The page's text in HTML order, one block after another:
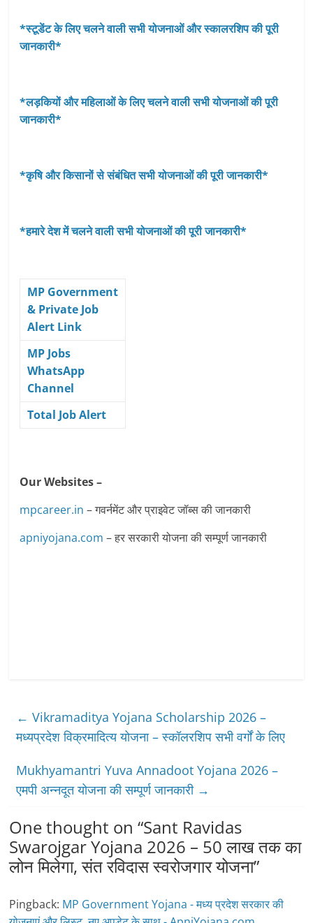
*स्टूडेंट के लिए चलने वाली सभी योजनाओं और स्कालरशिप की पूरी
जानकारी*
*लड़कियों और महिलाओं के लिए चलने वाली सभी योजनाओं की पूरी
जानकारी*
*कृषि और किसानों से संबंधित सभी योजनाओं की पूरी जानकारी*
*हमारे देश में चलने वाली सभी योजनाओं की पूरी जानकारी*
MP Government
& Private Job
Alert Link
MP Jobs
WhatsApp
Channel
Total Job Alert
Our Websites –
mpcareer.in – गवर्नमेंट और प्राइवेट जॉब्‍स की जानकारी
apniyojana.com – हर सरकारी योजना की सम्पूर्ण जानकारी
← Vikramaditya Yojana Scholarship 2026 –
मध्‍यप्रदेश विक्रमादित्‍य योजना – स्‍कॉलरशिप सभी वर्गों के लिए
Mukhyamantri Yuva Annadoot Yojana 2026 –
एमपी अन्नदूत योजना की सम्पूर्ण जानकारी →
One thought on “Sant Ravidas
Swarojgar Yojana 2026 – 50 लाख तक का
लोन मिलेगा, संत रविदास स्वरोजगार योजना”
Pingback: MP Government Yojana - मध्य प्रदेश सरकार की